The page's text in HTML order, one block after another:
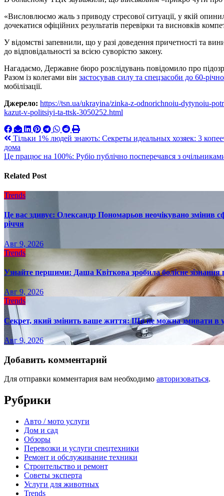
«Висловлюємо жаль з приводу стресової ситуації, у якій
дочекатися офіційних результатів перевірки та висновків
У відомстві запевнили, що у разі доведення причетності та
до відповідальності за всією суворістю закону.
Нагадаємо, Державне бюро розслідувань повідомило про
Разом із колегами він застосував силу та спецзасоби до 60-
мобілізації.
Джерело: https://tsn.ua/ukrayina/zinka-z-odnorichnoiu-dytynoiu-
kazut-v-politsiyi-ta-ttsk-3050252.html
Навигация
по
Тільки 1% людей знають: Секреты идеальных хозяек: 3
дома
Це працює на 100%: Рубіо публічно посперечався з
Related Post
Trends
Це вас здивує: Олександр Пономарьов неочікувано змінив
річчя
Авг 9, 2026
Trends
Узнайте першими: Даша Квіткова зробила болісне
Авг 9, 2026
Trends
Секрет, який змінить ваше життя: Що не можна змивати в
Авг 9, 2026
Добавить комментарий
Для отправки комментария вам необходимо авторизоваться.
Рубрики
Авто / мото услуги
Дом и сад
Обзоры
Перевозки и услуги спецтехники
Ремонт и обслуживание техники
Строительство и ремонт
Советы эксперта
Услуги для животных
Trends